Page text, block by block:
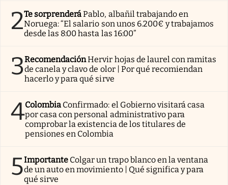
2Te sorprenderáPablo, albañil trabajando en
Noruega: “El salario son unos 6.200€ y trabajamos
desde las 8:00 hasta las 16:00”
3RecomendaciónHervir hojas de laurel con ramitas
de canela y clavo de olor | Por qué recomiendan
hacerlo y para qué sirve
4Colombia Confirmado: el Gobierno visitará casa
por casa con personal administrativo para
comprobar la existencia de los titulares de
pensiones en Colombia
5Importante Colgar un trapo blanco en la ventana
de un auto en movimiento | Qué significa y para
qué sirve